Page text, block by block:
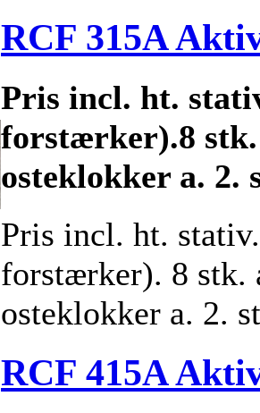
RCF 315A
Pris incl. ht.
forstærker).8 stk.
osteklokker a. 2.
Pris incl. ht.
forstærker). 8 stk.
osteklokker a. 2.
RCF 415A